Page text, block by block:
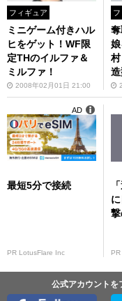
フィギュア
ミニゲーム付きハル
ヒをゲット！WF限
定THのイルファ＆
ミルファ！
2008年02月01日 21:00
造
最短5分で接続
PR LotusFlare Inc
AD
公式アカウントを